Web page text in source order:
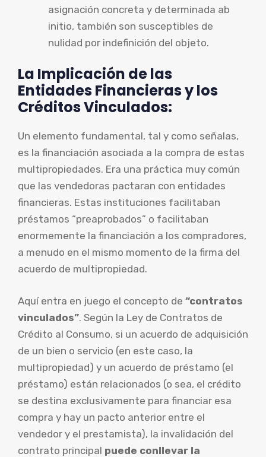
asignación concreta y determinada ab
initio, también son susceptibles de
nulidad por indefinición del objeto.
La Implicación de las
Entidades Financieras y los
Créditos Vinculados:
Un elemento fundamental, tal y como señalas,
es la financiación asociada a la compra de estas
multipropiedades. Era una práctica muy común
que las vendedoras pactaran con entidades
financieras. Estas instituciones facilitaban
préstamos “preaprobados” o facilitaban
enormemente la financiación a los compradores,
a menudo en el mismo momento de la firma del
acuerdo de multipropiedad.
Aquí entra en juego el concepto de “contratos
vinculados”. Según la Ley de Contratos de
Crédito al Consumo, si un acuerdo de adquisición
de un bien o servicio (en este caso, la
multipropiedad) y un acuerdo de préstamo (el
préstamo) están relacionados (o sea, el crédito
se destina exclusivamente para financiar esa
compra y hay un pacto anterior entre el
vendedor y el prestamista), la invalidación del
contrato principal puede conllevar la